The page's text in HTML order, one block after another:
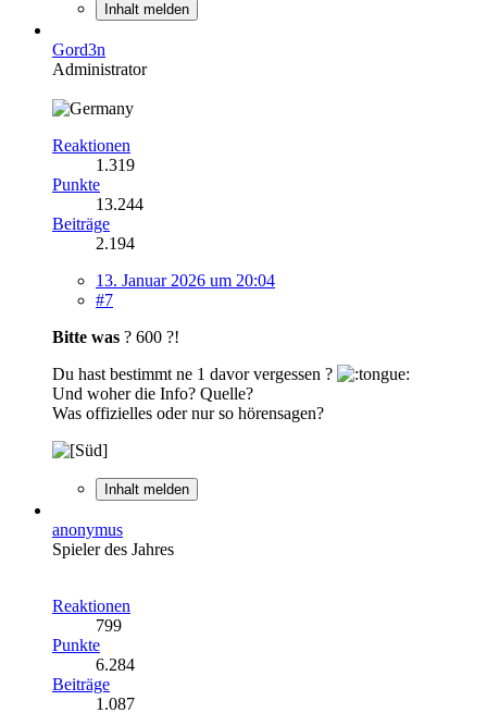
Inhalt melden
Gord3n
Administrator
Reaktionen
1.319
Punkte
13.244
Beiträge
2.194
13. Januar 2026 um 20:04
#7
Bitte was ? 600 ?!
Du hast bestimmt ne 1 davor vergessen ?
Und woher die Info? Quelle?
Was offizielles oder nur so hörensagen?
Inhalt melden
anonymus
Spieler des Jahres
Reaktionen
799
Punkte
6.284
Beiträge
1.087